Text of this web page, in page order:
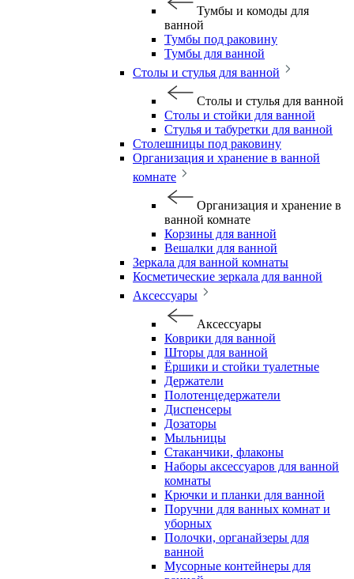
Тумбы и комоды для
ванной
Тумбы под раковину
Тумбы для ванной
Столы и стулья для ванной
Столы и стулья для ванной
Столы и стойки для ванной
Стулья и табуретки для ванной
Столешницы под раковину
Организация и хранение в ванной
комнате
Организация и хранение в
ванной комнате
Корзины для ванной
Вешалки для ванной
Зеркала для ванной комнаты
Косметические зеркала для ванной
Аксессуары
Аксессуары
Коврики для ванной
Шторы для ванной
Ёршики и стойки туалетные
Держатели
Полотенцедержатели
Диспенсеры
Дозаторы
Мыльницы
Стаканчики, флаконы
Наборы аксессуаров для ванной
комнаты
Крючки и планки для ванной
Поручни для ванных комнат и
уборных
Полочки, органайзеры для
ванной
Мусорные контейнеры для